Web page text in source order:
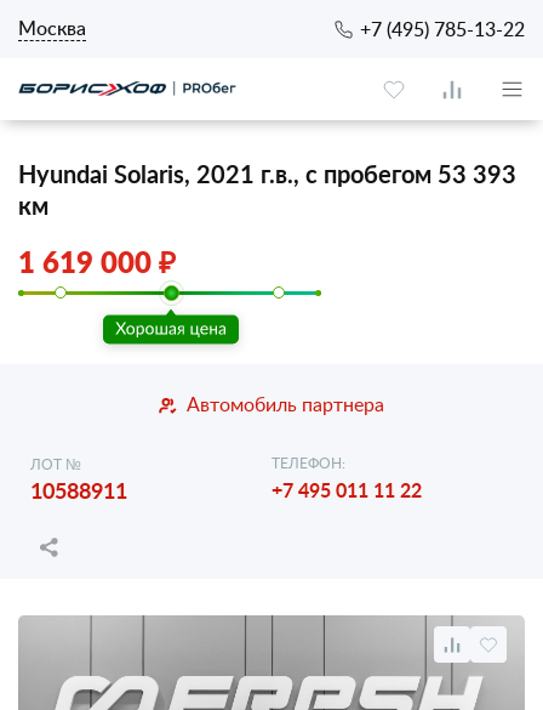
Москва +7 (495) 785-13-22
Hyundai Solaris, 2021 г.в., с пробегом 53 393
км
1 619 000 ₽
Автомобиль партнера
ЛОТ №
10588911
ТЕЛЕФОН:
+7 495 011 11 22